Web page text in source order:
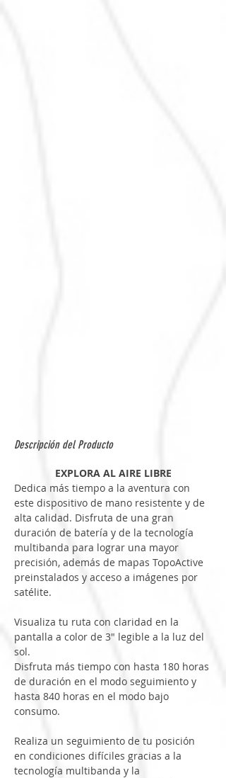
Descripción del Producto
EXPLORA AL AIRE LIBRE
Dedica más tiempo a la aventura con
este dispositivo de mano resistente y de
alta calidad. Disfruta de una gran
duración de batería y de la tecnología
multibanda para lograr una mayor
precisión, además de mapas TopoActive
preinstalados y acceso a imágenes por
satélite.
Visualiza tu ruta con claridad en la
pantalla a color de 3″ legible a la luz del
sol.
Disfruta más tiempo con hasta 180 horas
de duración en el modo seguimiento y
hasta 840 horas en el modo bajo
consumo.
Realiza un seguimiento de tu posición
en condiciones difíciles gracias a la
tecnología multibanda y la